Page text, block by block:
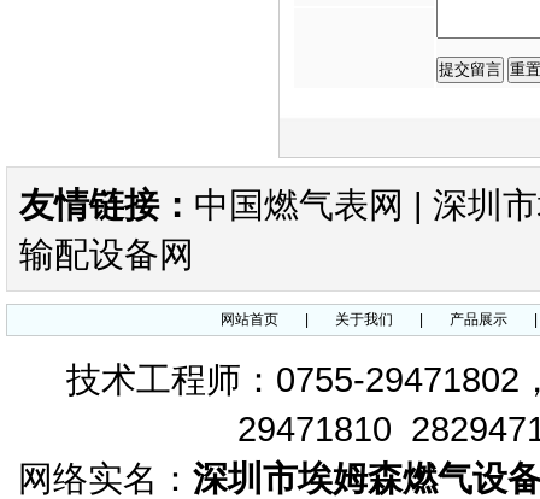
友情链接： 中国燃气表网 | 深圳
输配设备网
网站首页 关于我们 产品展示
技术工程师：0755-29471802
29471810
网络实名： 深圳市埃姆森燃气设